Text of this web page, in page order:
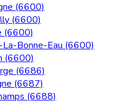
(6600)
(6600)
(6600)
La-Bonne-Eau (6600)
(6600)
(6686)
(6687)
(6688)